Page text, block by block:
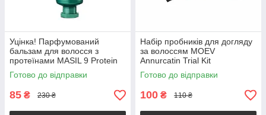
Уцінка! Парфумований
бальзам для волосся з
протеїнами MASIL 9 Protein
Perfume Silk Balm 20ml (до
26.11.2026)
Готово до відправки
85 ₴ 230 ₴
Набір пробників для догляду
за волоссям MOEV
Annurcatin Trial Kit
Готово до відправки
100 ₴ 110 ₴